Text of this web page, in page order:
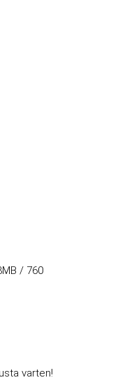
/ 760
varten!